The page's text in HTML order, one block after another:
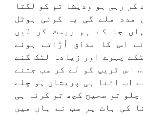
کر رہی ہو ودیشا تم کو لگتا
مدد ملے گی یا کوئی ہوٹل
جا کے ہم ریسٹ کر لیں
اس کا مذاق اُڑاتے ہوئے
چہرے اور زیادہ لٹک گئے
اس ٹریپ کو لے کر سب جتنے
اب اتنا ہی پریشان ہو چلے
چلو تو صحیح کچھ تو کرنا ہی
کی بات پر سب نے ہاں میں